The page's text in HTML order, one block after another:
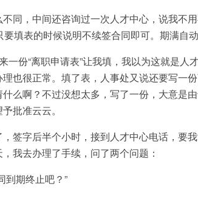
，中间还咨询过一次人才中心，说我不
填表的时候说明不续签合同即可。期满自动
份“离职申请表”让我填，我以为这就是人
也很正常。填了表，人事处又说还要写一
么啊？不过没想太多，写了一份，大意是
批准云云。
字后半个小时，接到人才中心电话，要我
我去办理了手续，问了两个问题：
期终止吧？”